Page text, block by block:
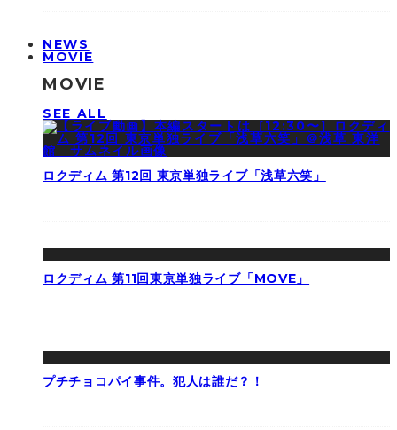
NEWS
MOVIE
MOVIE
SEE ALL
ロクディム 第12回 東京単独ライブ「浅草六笑」
ロクディム 第11回東京単独ライブ「MOVE」
プチチョコパイ事件。犯人は誰だ？！